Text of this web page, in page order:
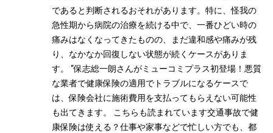
であると判断されるおそれがあります。特に、怪我の
急性期から病院の治療を続ける中で、一番ひどい時の
痛みはなくなってきたものの、まだ違和感や痛みが残
り、なかなか回復しない状態が続くケースがありま
す。 “保志総一朗さんがミューコミプラス初登場！悪質
な業者で健康保険の適用でトラブルになるケースで
は、保険会社に施術費用を支払ってもらえない可能性
も出てきます。 こちらも読まれています交通事故で健
康保険は使える？仕事や家事などで忙しい方でも、都